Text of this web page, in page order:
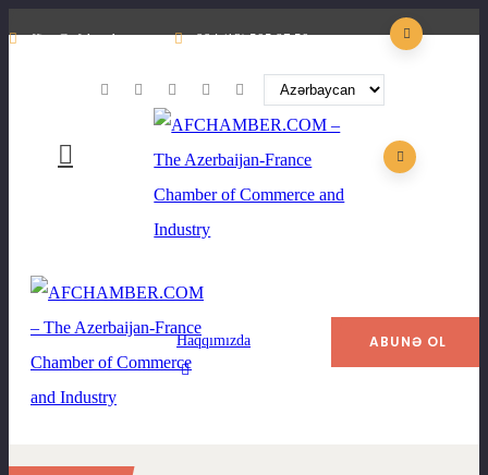
office@afchamber.com +994 (12) 505 87 50
Haqqımızda ABUNƏ OL